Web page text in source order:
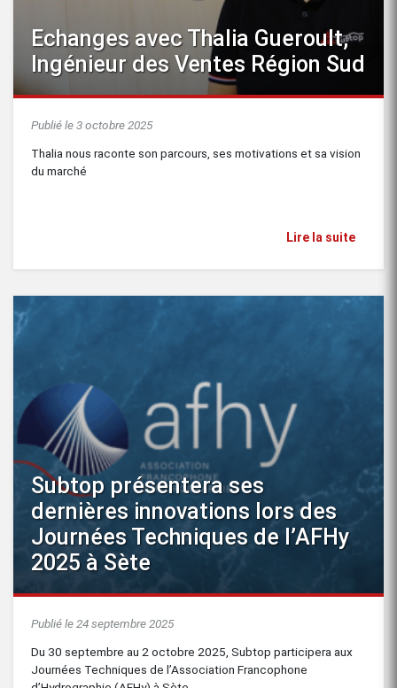
Echanges avec Thalia Gueroult,
Ingénieur des Ventes Région Sud
Publié le 3 octobre 2025
Thalia nous raconte son parcours, ses motivations et sa vision
du marché
Lire la suite
Subtop présentera ses
dernières innovations lors des
Journées Techniques de l’AFHy
2025 à Sète
Publié le 24 septembre 2025
Du 30 septembre au 2 octobre 2025, Subtop participera aux
Journées Techniques de l’Association Francophone